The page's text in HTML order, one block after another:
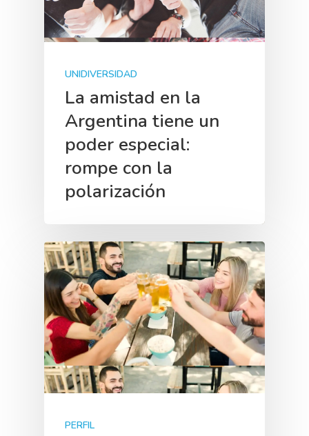
UNIDIVERSIDAD
La amistad en la
Argentina tiene un
poder especial:
rompe con la
polarización
PERFIL